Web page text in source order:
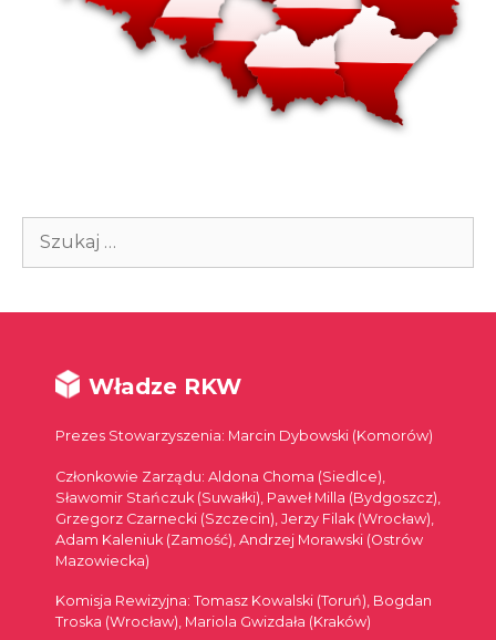
Szukaj:
Władze RKW
Prezes Stowarzyszenia: Marcin Dybowski (Komorów)
Członkowie Zarządu: Aldona Choma (Siedlce),
Sławomir Stańczuk (Suwałki), Paweł Milla (Bydgoszcz),
Grzegorz Czarnecki (Szczecin), Jerzy Filak (Wrocław),
Adam Kaleniuk (Zamość), Andrzej Morawski (Ostrów
Mazowiecka)
Komisja Rewizyjna: Tomasz Kowalski (Toruń), Bogdan
Troska (Wrocław), Mariola Gwizdała (Kraków)